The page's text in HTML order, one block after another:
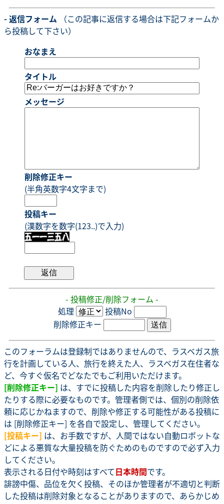
- 返信フォーム （この記事に返信する場合は下記フォームか
ら投稿して下さい）
おなまえ
タイトル
メッセージ
削除修正キー
(半角英数字4文字まで)
投稿キー
(漢数字を数字(123..)で入力)
- 投稿修正/削除フォーム -
処理
投稿No
削除修正キー
このフォーラムは登録制ではありませんので、ラスベガス旅
行を計画している人、旅行を終えた人、ラスベガス在住者な
ど、今すぐ仮名でどなたでもご利用いただけます。
[削除修正キー] は、すでに投稿した内容を削除したり修正し
たりする際に必要なものです。管理者側では、個別の削除依
頼に応じかねますので、削除や修正する可能性がある投稿に
は [削除修正キー] を各自で設定し、管理してください。
[投稿キー] は、お手数ですが、人間ではない自動ロボットな
どによる悪質な大量投稿を防ぐためのものですので必ず入力
してください。
表示される日付や時刻はすべて日本時間です。
誹謗中傷、品位を欠く投稿、そのほか管理者が不適切と判断
した投稿は削除対象となることがありますので、あらかじめ